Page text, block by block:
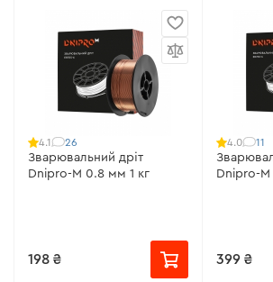
4.1 26
Зварювальний дріт
Dnipro-M 0.8 мм 1 кг
198 ₴
4.0 11
Dnipro-
399 ₴